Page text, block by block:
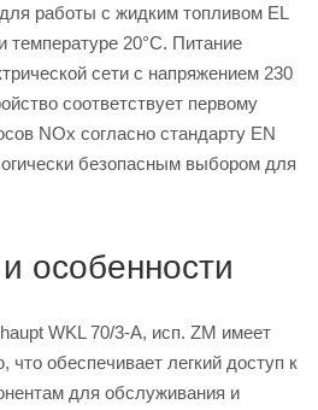
работы с жидким топливом EL
температуре 20°C. Питание
сети с напряжением 230
соответствует первому
NOx согласно стандарту EN
безопасным выбором для
особенности
WKL 70/3-A, исп. ZM имеет
обеспечивает легкий доступ к
для обслуживания и